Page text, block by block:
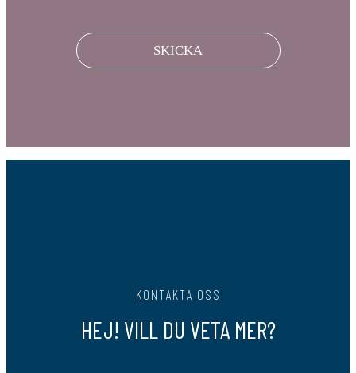
KONTAKTA OSS
HEJ! VILL DU VETA MER?